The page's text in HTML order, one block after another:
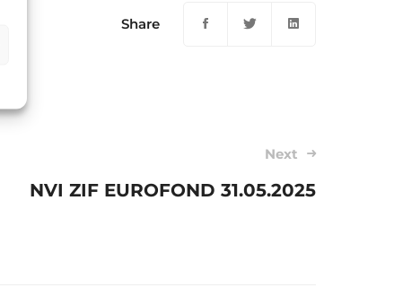
Share
Next
NVI ZIF EUROFOND 31.05.2025